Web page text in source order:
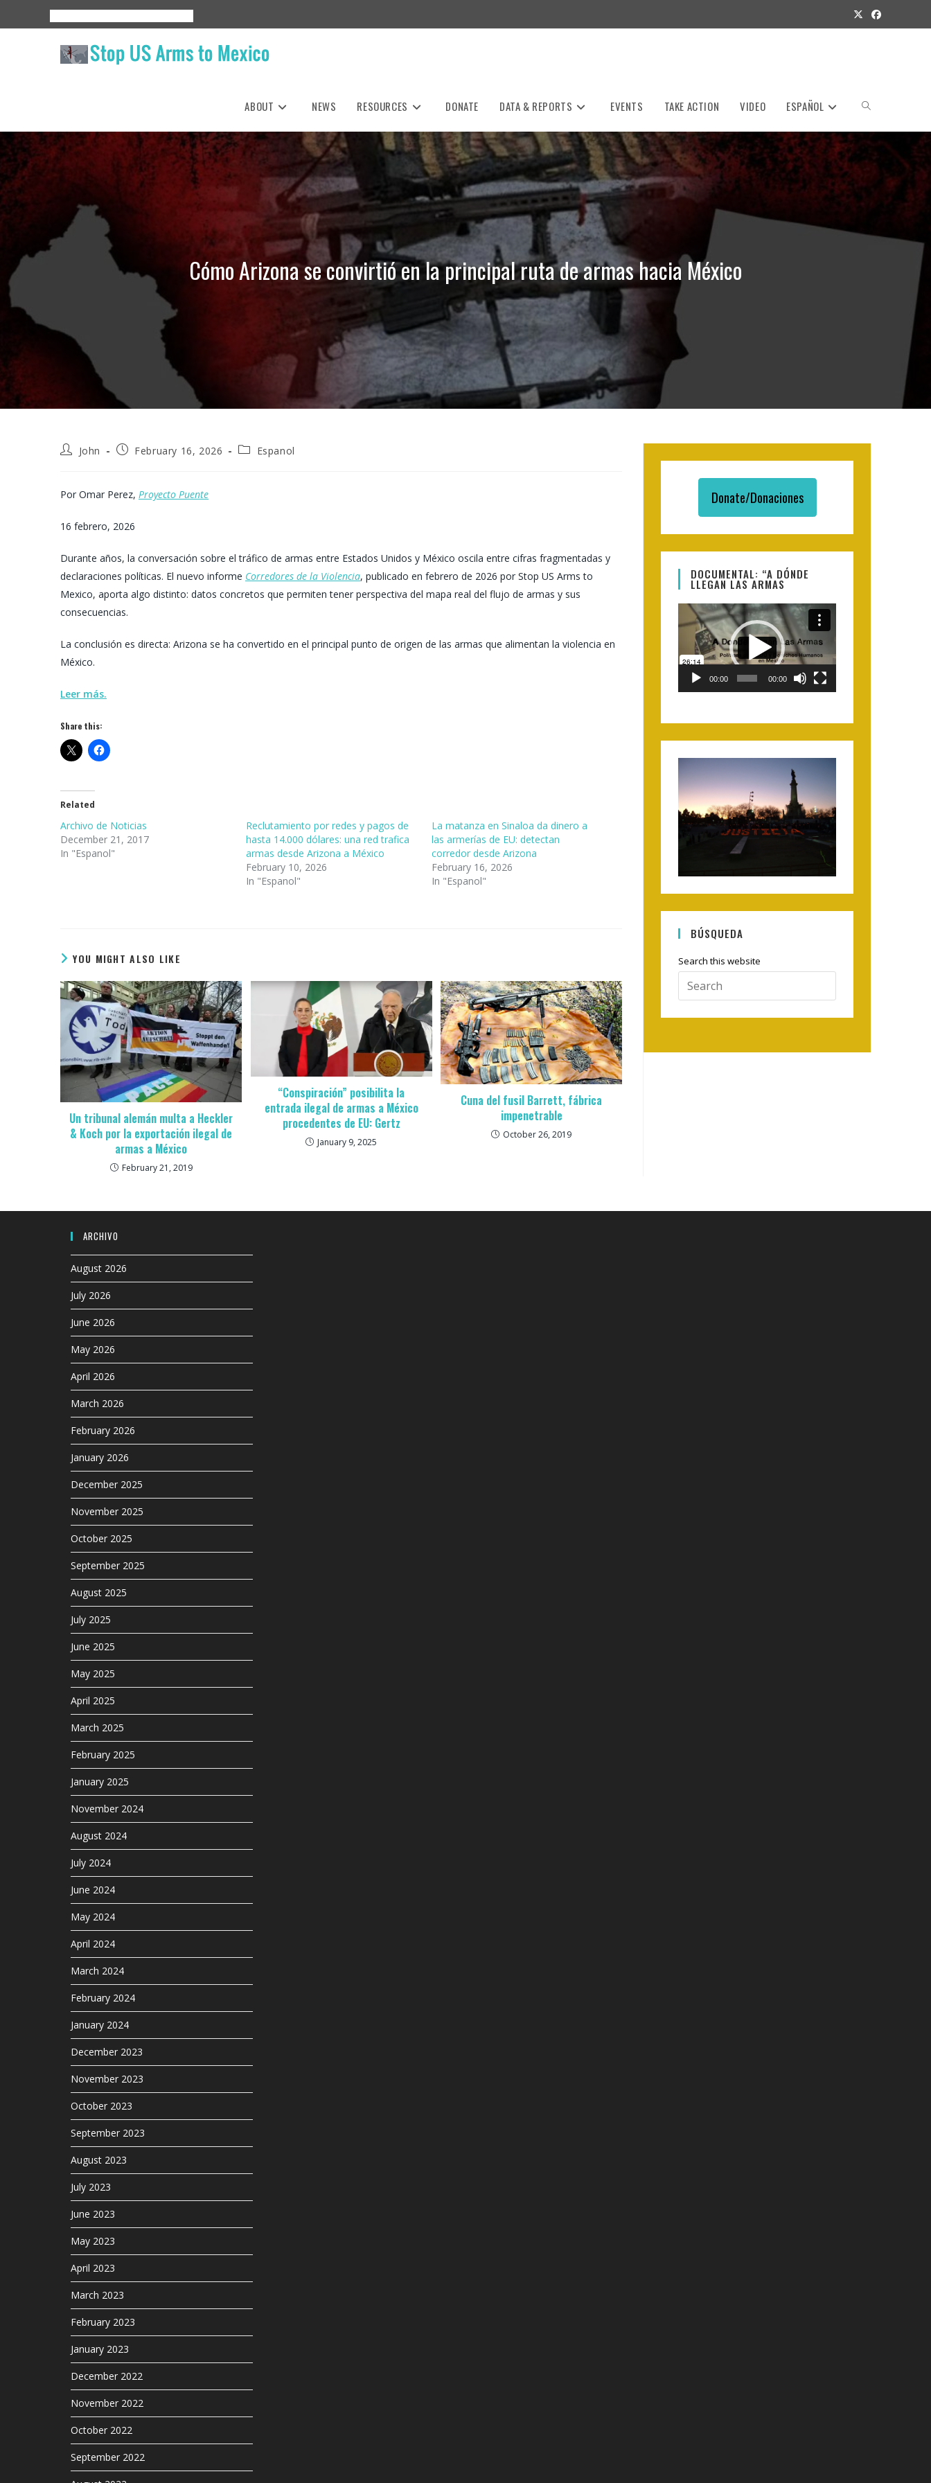
to
ABOUT NEWS RESOURCES DONATE DATA & REPORTS EVENTS TAKE ACTION VIDEO ESPAÑOL Toggle
search
Cómo Arizona se convirtió en la principal ruta de armas hacia México
PostJohn
PostFebruary 16, 2026
PostEspanol
Por Omar Perez, Proyecto Puente
16 febrero, 2026
Durante años, la conversación sobre el tráfico de armas entre Estados Unidos y México oscila entre cifras fragmentadas y
declaraciones políticas. El nuevo informe Corredores de la Violencia, publicado en febrero de 2026 por Stop US Arms to
Mexico, aporta algo distinto: datos concretos que permiten tener perspectiva del mapa real del flujo de armas y sus
consecuencias.
La conclusión es directa: Arizona se ha convertido en el principal punto de origen de las armas que alimentan la violencia en
México.
Leer más.
Share this:
Related
Archivo de Noticias
December 21, 2017
In "Espanol"
Reclutamiento por redes y pagos de
hasta 14.000 dólares: una red trafica
armas desde Arizona a México
February 10, 2026
In "Espanol"
La matanza en Sinaloa da dinero a
las armerías de EU: detectan
corredor desde Arizona
February 16, 2026
In "Espanol"
YOU MIGHT ALSO LIKE
Un tribunal alemán multa a Heckler
& Koch por la exportación ilegal de
armas a México
February 21, 2019
“Conspiración” posibilita la
entrada ilegal de armas a México
procedentes de EU: Gertz
January 9, 2025
Cuna del fusil Barrett, fábrica
impenetrable
October 26, 2019
Donate/Donaciones
DOCUMENTAL: “A DÓNDE
LLEGAN LAS ARMAS
Video
Player
00:00 00:00
BÚSQUEDA
Search this website
Escape
to
the
ARCHIVO
August 2026
July 2026
June 2026
May 2026
April 2026
March 2026
February 2026
January 2026
December 2025
November 2025
October 2025
September 2025
August 2025
July 2025
June 2025
May 2025
April 2025
March 2025
February 2025
January 2025
November 2024
August 2024
July 2024
June 2024
May 2024
April 2024
March 2024
February 2024
January 2024
December 2023
November 2023
October 2023
September 2023
August 2023
July 2023
June 2023
May 2023
April 2023
March 2023
February 2023
January 2023
December 2022
November 2022
October 2022
September 2022